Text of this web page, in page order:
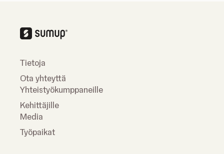
Tietoja
Ota yhteyttä
Yhteistyökumppaneille
Kehittäjille
Media
Työpaikat